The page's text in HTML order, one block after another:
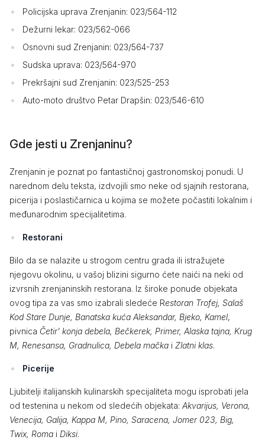
Policijska uprava Zrenjanin: 023/564-112
Dežurni lekar: 023/562-066
Osnovni sud Zrenjanin: 023/564-737
Sudska uprava: 023/564-970
Prekršajni sud Zrenjanin: 023/525-253
Auto-moto društvo Petar Drapšin: 023/546-610
Gde jesti u Zrenjaninu?
Zrenjanin je poznat po fantastičnoj gastronomskoj ponudi. U
narednom delu teksta, izdvojili smo neke od sjajnih restorana,
picerija i poslastičarnica u kojima se možete počastiti lokalnim i
međunarodnim specijalitetima.
Restorani
Bilo da se nalazite u strogom centru grada ili istražujete
njegovu okolinu, u vašoj blizini sigurno ćete naići na neki od
izvrsnih zrenjaninskih restorana. Iz široke ponude objekata
ovog tipa za vas smo izabrali sledeće Restoran Trofej, Salaš
Kod Stare Dunje, Banatska kuća Aleksandar, Bjeko, Kamel,
pivnica Četir' konja debela, Bečkerek, Primer, Alaska tajna, Krug
M, Renesansa, Gradnulica, Debela mačka i Zlatni klas.
Picerije
Ljubitelji italijanskih kulinarskih specijaliteta mogu isprobati jela
od testenina u nekom od sledećih objekata: Akvarijus, Verona,
Venecija, Galija, Kappa M, Pino, Saracena, Jomer 023, Big,
Twix, Roma i Diksi.